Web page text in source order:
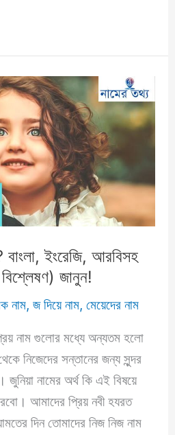
বাংলা, ইংরেজি, আরবিসহ
জানুন!
নাম,জ দিয়ে নাম,মেয়েদের নাম
নাম গুলোর মধ্যে অন্যতম হলো
নিজেদের সন্তানের জন্য সুন্দর
জুনিয়া নামের অর্থ কি এই বিষয়ে
আমাদের প্রিয় নবী হযরত
দিন তোমাদের নিজ নিজ নাম